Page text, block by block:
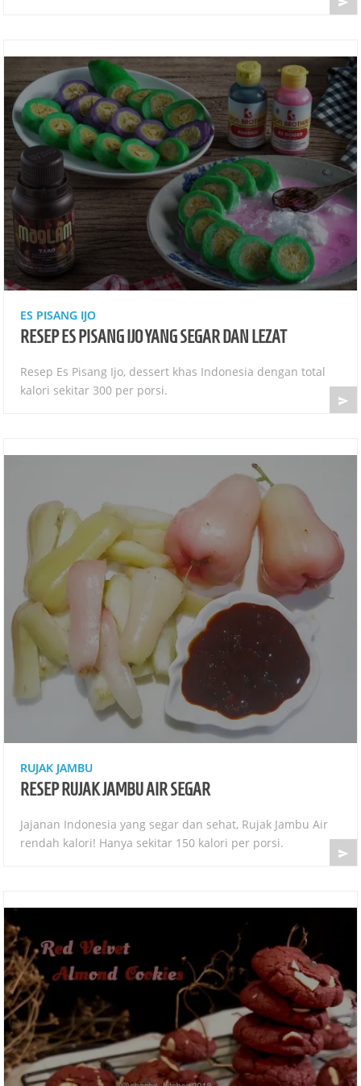

ES PISANG IJO
RESEP ES PISANG IJO YANG SEGAR DAN LEZAT
Resep Es Pisang Ijo, dessert khas Indonesia dengan total
kalori sekitar 300 per porsi.

RUJAK JAMBU
RESEP RUJAK JAMBU AIR SEGAR
Jajanan Indonesia yang segar dan sehat, Rujak Jambu Air
rendah kalori! Hanya sekitar 150 kalori per porsi.
